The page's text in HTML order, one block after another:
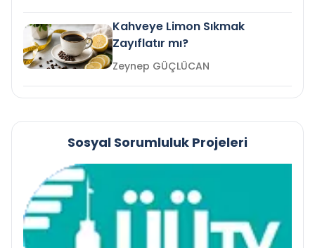
Kahveye Limon Sıkmak
Zayıflatır mı?
Zeynep GÜÇLÜCAN
Sosyal Sorumluluk Projeleri